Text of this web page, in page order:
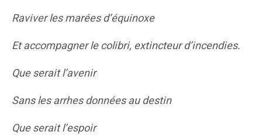
Raviver les marées d’équinoxe
Et accompagner le colibri, extincteur d’incendies.
Que serait l’avenir
Sans les arrhes données au destin
Que serait l’espoir